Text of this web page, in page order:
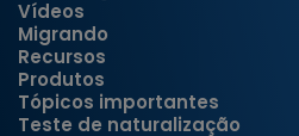
Vídeos
Migrando
Recursos
Produtos
Tópicos importantes
Teste de naturalização